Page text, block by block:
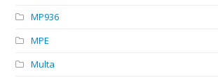
MP936
MPE
Multa